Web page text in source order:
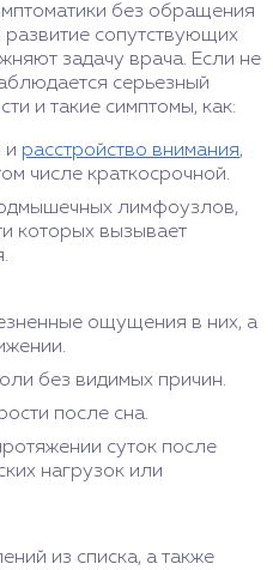
без обращения
сопутствующих
задачу врача. Если не
серьезный
и такие симптомы, как:
и расстройство внимания,
числе краткосрочной.
лимфоузлов,
которых вызывает
ощущения в них, а
без видимых причин.
после сна.
суток после
нагрузок или
из списка, а также